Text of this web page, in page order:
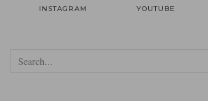
INSTAGRAM YOUTUBE